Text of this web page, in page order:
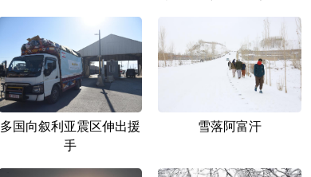
多国向叙利亚震区伸出援
手
雪落阿富汗